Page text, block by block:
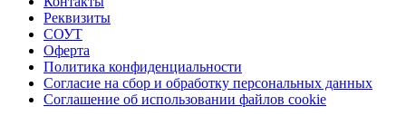
Реквизиты
СОУТ
Оферта
Политика конфиденциальности
Согласие на сбор и обработку персональных данных
Соглашение об использовании файлов cookie